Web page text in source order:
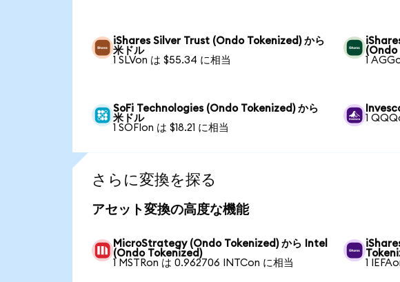
iShares Silver Trust (Ondo Tokenized) から
米ドル
1 SLVon は $55.34 に相当
(Ondo
1
SoFi Technologies (Ondo Tokenized) から
米ドル
1 SOFIon は $18.21 に相当
1
さらに変換を探る
アセット変換の高度な機能
MicroStrategy (Ondo Tokenized) から Intel
(Ondo Tokenized)
1 MSTRon は 0.962706 INTCon に相当
1